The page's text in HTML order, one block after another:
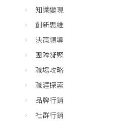
知識變現
創新思維
決策領導
團隊凝聚
職場攻略
職涯探索
品牌行銷
社群行銷